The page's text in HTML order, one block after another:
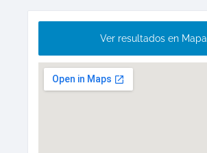
Ver resultados en Mapa